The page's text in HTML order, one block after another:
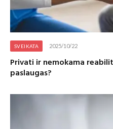
SVEIKATA 2025/10/22
Privati ir nemokama
paslaugas?